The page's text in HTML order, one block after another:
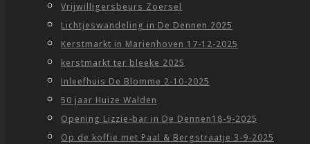
Vrijwilligersbeurs Zoersel
Lichtjeswandeling in De Dennen 2025
Kerstmarkt in Marienhoven 17-12-2025
kerstmarkt ter bleeke 2025
Inleefhuis De Blomme 2-10-2025
50 jaar Huize Walden
Opening Lizzie-bar in De Dennen18-9-2025
Op de koffie met Paal & Bergstraatje 3-9-2025